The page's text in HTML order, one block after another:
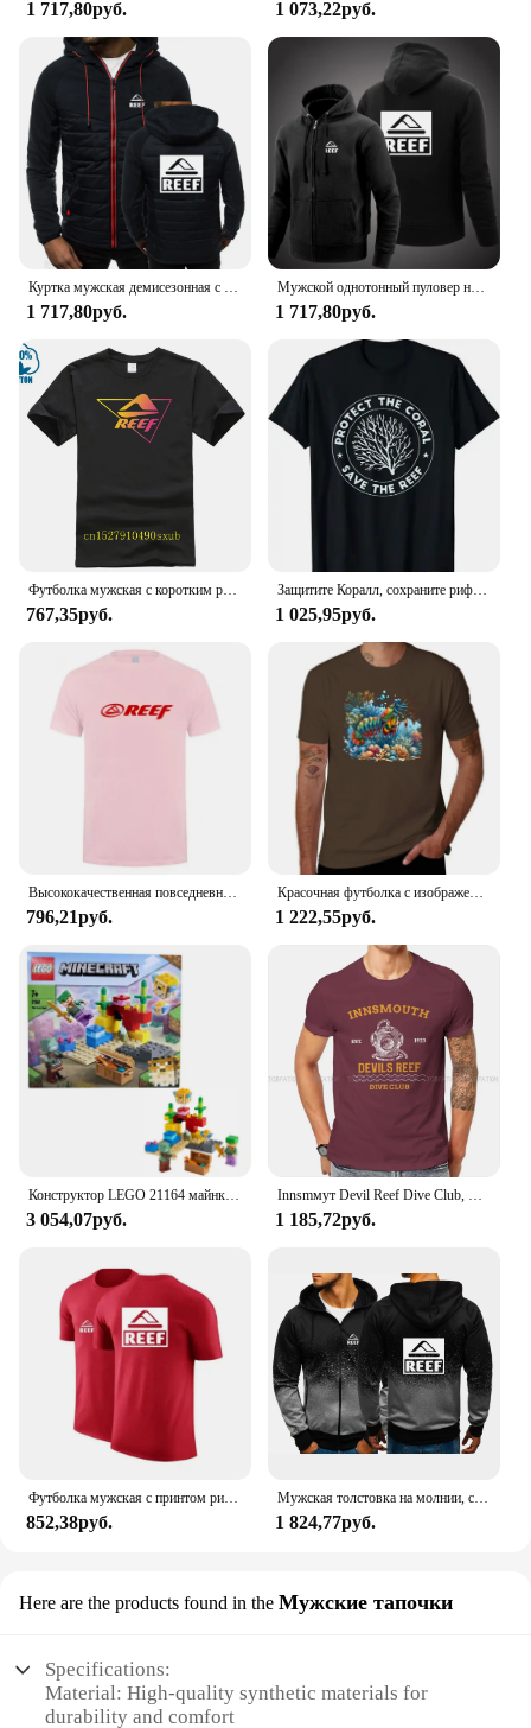
1 717,80руб. 1 073,22руб.
Куртка мужская демисезонная с капюшоном, на хлопковой подкладке
1 717,80руб.
Мужской однотонный пуловер на молнии, с длинным рукавом
1 717,80руб.
Футболка мужская с коротким рукавом, 100% хлопок, с принтом
767,35руб.
Защитите Коралл, сохраните риф, подарок для футболки для Акваланга
1 025,95руб.
Высококачественная повседневная спортивная футболка с рифом для фитнеса, мужская хлопковая Летняя мужская футболка с коротким рукавом и круглым вырезом для серфинга, женская футболка
796,21руб.
Красочная футболка с изображением павлина, мантиса, креветки, пилинга в Рифе, новая версия, размера плюс tops, Мужская футболка с рисунком
1 222,55руб.
Конструктор LEGO 21164 майнкрафт, коралловый риф, игрушка для ролевых игр, Искусственная елка с Алексом, рыбами-душками и фигурками зомби
3 054,07руб.
Innsmмут Devil Reef Dive Club, футболка с круглым вырезом, ткань для подводного плавания, Оригинальная футболка, мужские топы, модные, большие размеры
1 185,72руб.
852,38руб.
Мужская толстовка на молнии, с капюшоном и длинным рукавом
1 824,77руб.
Here are the products found in the Мужские тапочки
Specifications:
Material: High-quality synthetic materials for
durability and comfort